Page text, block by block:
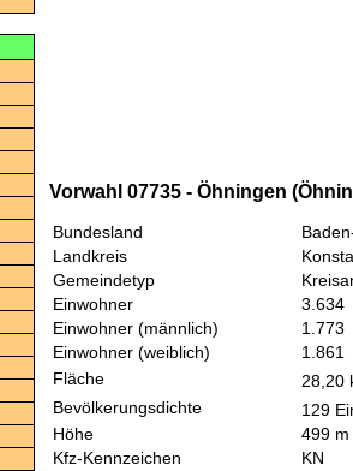
Vorwahl 07735 - Öhningen
Bundesland
Landkreis
Gemeindetyp
Einwohner
3.634
Einwohner (männlich)
1.773
Einwohner (weiblich)
1.861
Fläche
28,20
Bevölkerungsdichte
129
Höhe
499 m
Kfz-Kennzeichen
KN